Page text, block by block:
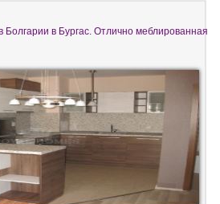
Болгарии в Бургас. Отлично меблированная